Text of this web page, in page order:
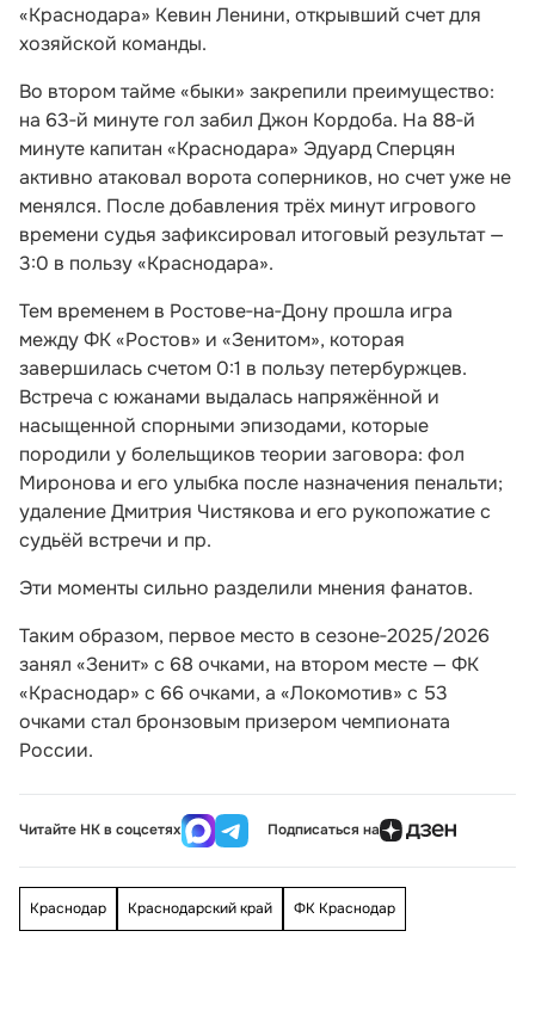
«Краснодара» Кевин Ленини, открывший счет для
хозяйской команды.
Во втором тайме «быки» закрепили преимущество:
на 63‑й минуте гол забил Джон Кордоба. На 88‑й
минуте капитан «Краснодара» Эдуард Сперцян
активно атаковал ворота соперников, но счет уже не
менялся. После добавления трёх минут игрового
времени судья зафиксировал итоговый результат —
3:0 в пользу «Краснодара».
Тем временем в Ростове‑на‑Дону прошла игра
между ФК «Ростов» и «Зенитом», которая
завершилась счетом 0:1 в пользу петербуржцев.
Встреча с южанами выдалась напряжённой и
насыщенной спорными эпизодами, которые
породили у болельщиков теории заговора: фол
Миронова и его улыбка после назначения пенальти;
удаление Дмитрия Чистякова и его рукопожатие с
судьёй встречи и пр.
Эти моменты сильно разделили мнения фанатов.
Таким образом, первое место в сезоне‑2025/2026
занял «Зенит» с 68 очками, на втором месте — ФК
«Краснодар» с 66 очками, а «Локомотив» с 53
очками стал бронзовым призером чемпионата
России.
Читайте НК в соцсетях Подписаться на
Краснодар Краснодарский край ФК Краснодар